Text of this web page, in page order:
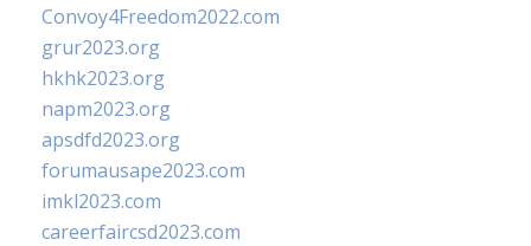
Convoy4Freedom2022.com
grur2023.org
hkhk2023.org
napm2023.org
apsdfd2023.org
forumausape2023.com
imkl2023.com
careerfaircsd2023.com